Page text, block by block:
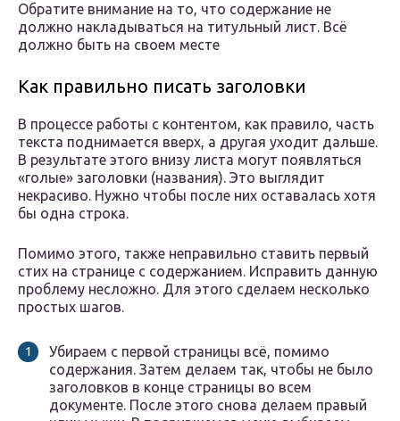
Обратите внимание на то, что содержание не
должно накладываться на титульный лист. Всё
должно быть на своем месте
Как правильно писать заголовки
В процессе работы с контентом, как правило, часть
текста поднимается вверх, а другая уходит дальше.
В результате этого внизу листа могут появляться
«голые» заголовки (названия). Это выглядит
некрасиво. Нужно чтобы после них оставалась хотя
бы одна строка.
Помимо этого, также неправильно ставить первый
стих на странице с содержанием. Исправить данную
проблему несложно. Для этого сделаем несколько
простых шагов.
Убираем с первой страницы всё, помимо
содержания. Затем делаем так, чтобы не было
заголовков в конце страницы во всем
документе. После этого снова делаем правый